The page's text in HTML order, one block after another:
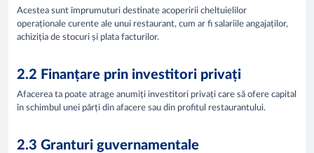
Acestea sunt împrumuturi destinate acoperirii cheltuielilor
operaționale curente ale unui restaurant, cum ar fi salariile angajaților,
achiziția de stocuri și plata facturilor.
2.2 Finanțare prin investitori privați
Afacerea ta poate atrage anumiți investitori privați care să ofere capital
în schimbul unei părți din afacere sau din profitul restaurantului.
2.3 Granturi guvernamentale